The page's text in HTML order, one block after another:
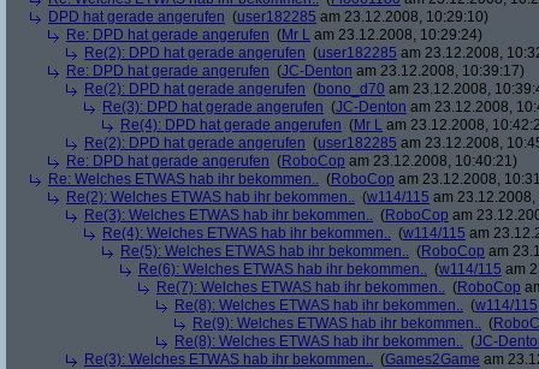
DPD hat gerade angerufen (user182285 am 23.12.2008, 10:29:10)
Re: DPD hat gerade angerufen (Mr L am 23.12.2008, 10:29:24)
Re(2): DPD hat gerade angerufen (user182285 am 23.12.2008,
Re: DPD hat gerade angerufen (JC-Denton am 23.12.2008, 10:39:17)
Re(2): DPD hat gerade angerufen (bono_d70 am 23.12.2008,
Re(3): DPD hat gerade angerufen (JC-Denton am 23.12.2008,
Re(4): DPD hat gerade angerufen (Mr L am 23.12.2008,
Re(2): DPD hat gerade angerufen (user182285 am 23.12.2008,
Re: DPD hat gerade angerufen (RoboCop am 23.12.2008, 10:40:21)
Re: Welches ETWAS hab ihr bekommen.. (RoboCop am 23.12.2008,
Re(2): Welches ETWAS hab ihr bekommen.. (w114/115 am
Re(3): Welches ETWAS hab ihr bekommen.. (RoboCop am
Re(4): Welches ETWAS hab ihr bekommen.. (w114/115 am
Re(5): Welches ETWAS hab ihr bekommen.. (RoboCop am
Re(6): Welches ETWAS hab ihr bekommen.. (w114/115 am
Re(7): Welches ETWAS hab ihr bekommen.. (RoboCop
Re(8): Welches ETWAS hab ihr bekommen.. (w114/115
Re(9): Welches ETWAS hab ihr bekommen.. (
Re(8): Welches ETWAS hab ihr bekommen.. (JC-
Re(3): Welches ETWAS hab ihr bekommen.. (Games2Game am